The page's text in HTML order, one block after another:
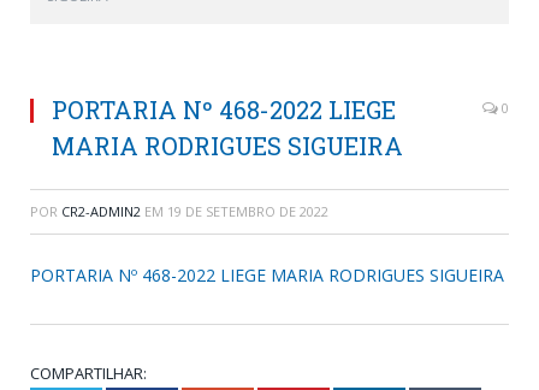
PORTARIA Nº 468-2022 LIEGE
MARIA RODRIGUES SIGUEIRA
0
POR CR2-ADMIN2 EM 19 DE SETEMBRO DE 2022
PORTARIA Nº 468-2022 LIEGE MARIA RODRIGUES SIGUEIRA
COMPARTILHAR: